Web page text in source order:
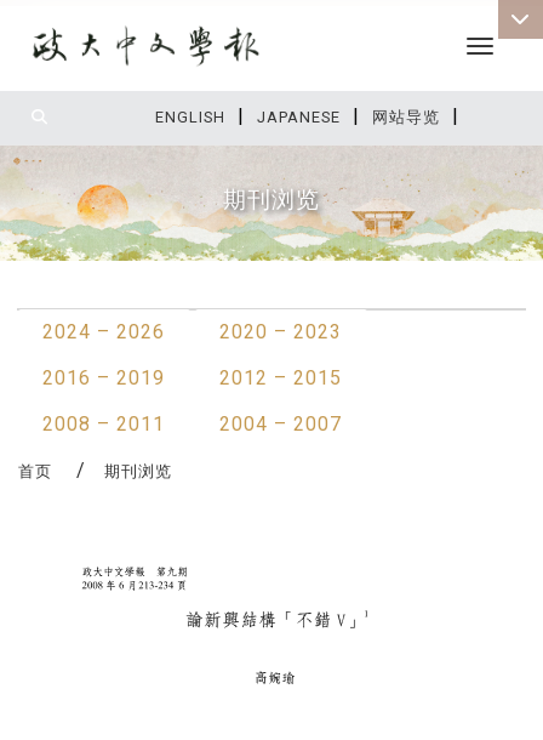
ENGLISH | JAPANESE | 网站导览 |
Toggle
期刊浏览
2024 – 2026
2020 – 2023
2016 – 2019
2012 – 2015
2008 – 2011
2004 – 2007
首页 期刊浏览